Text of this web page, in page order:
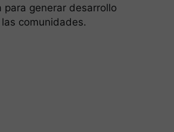
para generar desarrollo
comunidades.